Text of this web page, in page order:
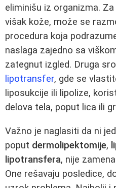
eliminišu iz organizma.
višak kože, može se
procedura koja
naslaga zajedno sa
zategnut izgled. Druga
lipotransfer, gde se
liposukcije ili lipolize,
delova tela, poput lica ili
Važno je naglasiti da ni
poput dermolipektomije,
lipotransfera, nije
One rešavaju posledice,